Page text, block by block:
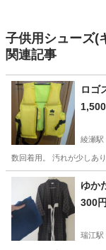
子供用シューズ(
関連記事
ロゴ
綾瀬駅
数回着用。 汚れが少しあ
東京 足立区 綾瀬
ゆか
300円
瑞江駅